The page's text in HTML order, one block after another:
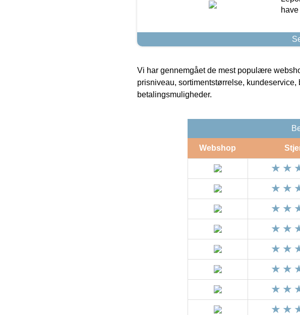
Vi har gennemgået de mest populære
prisniveau, sortimentstørrelse,
betalingsmuligheder.
Webshop